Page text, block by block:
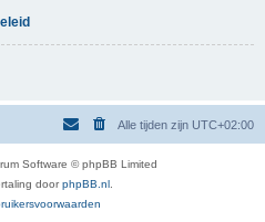
Alle tijden zijn UTC+02:00
Software © phpBB Limited
doorphpBB.nl